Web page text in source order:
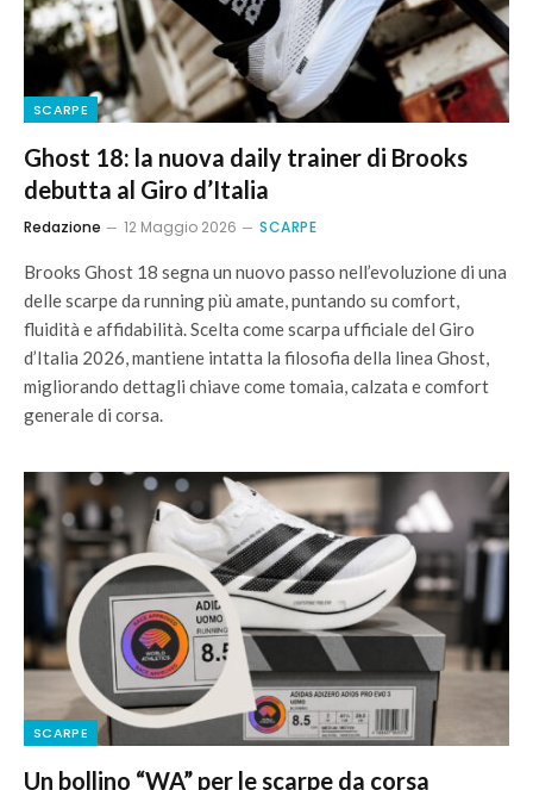
SCARPE
Ghost 18: la nuova daily trainer di Brooks
debutta al Giro d’Italia
Redazione 12 Maggio 2026 SCARPE
Brooks Ghost 18 segna un nuovo passo nell’evoluzione di una
delle scarpe da running più amate, puntando su comfort,
fluidità e affidabilità. Scelta come scarpa ufficiale del Giro
d’Italia 2026, mantiene intatta la filosofia della linea Ghost,
migliorando dettagli chiave come tomaia, calzata e comfort
generale di corsa.
SCARPE
Un bollino “WA” per le scarpe da corsa